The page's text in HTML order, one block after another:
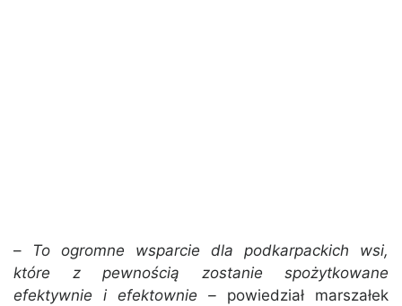
– To ogromne wsparcie dla podkarpackich wsi,
które z pewnością zostanie spożytkowane
efektywnie i efektownie – powiedział marszałek